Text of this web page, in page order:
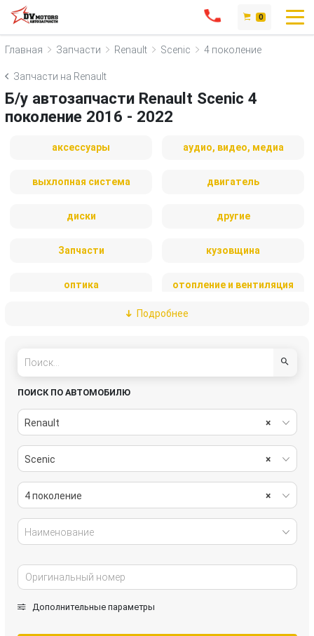
0
Главная Запчасти Renault Scenic 4 поколение
Запчасти на Renault
Б/у автозапчасти Renault Scenic 4
поколение 2016 - 2022
аксессуары аудио, видео, медиа
выхлопная система двигатель
диски другие
Запчасти кузовщина
оптика отопление и вентиляция
пассивная безопасность
система охлаждения
стеклоочистители
топливная система тормозная система
Подробнее
ПОИСК ПО АВТОМОБИЛЮ
×
Renault
×
Scenic
×
4 поколение
Наименование
Дополнительные параметры